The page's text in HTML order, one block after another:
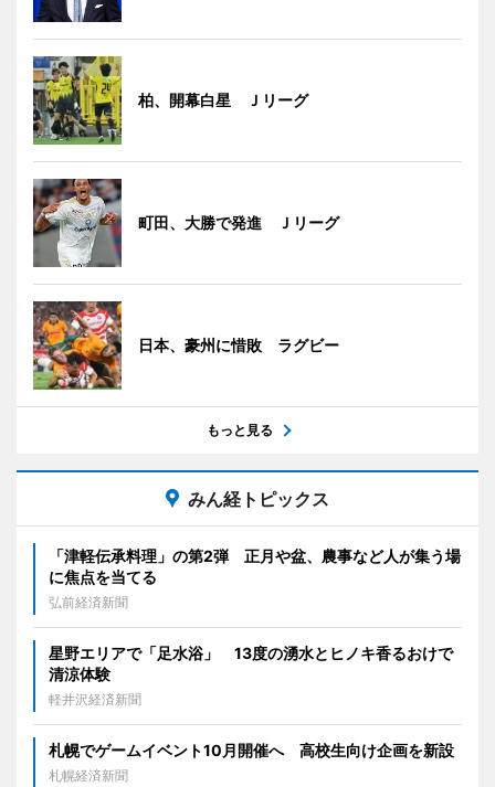
柏、開幕白星 Ｊリーグ
町田、大勝で発進 Ｊリーグ
日本、豪州に惜敗 ラグビー
もっと見る
みん経トピックス
「津軽伝承料理」の第2弾 正月や盆、農事など人が集う場
に焦点を当てる
弘前経済新聞
星野エリアで「足水浴」 13度の湧水とヒノキ香るおけで
清涼体験
軽井沢経済新聞
札幌でゲームイベント10月開催へ 高校生向け企画を新設
札幌経済新聞